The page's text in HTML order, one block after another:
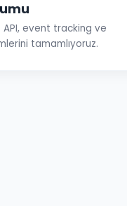
event tracking ve
tamamlıyoruz.